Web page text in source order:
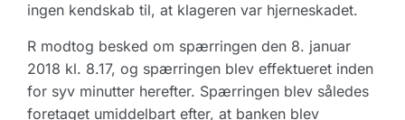
ingen kendskab til, at klageren var hjerneskadet.
R modtog besked om spærringen den 8. januar
2018 kl. 8.17, og spærringen blev effektueret inden
for syv minutter herefter. Spærringen blev således
foretaget umiddelbart efter, at banken blev